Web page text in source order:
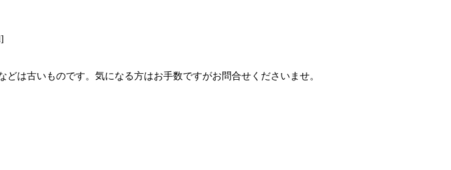
は古いものです。気になる方はお手数ですがお問合せくださいませ。